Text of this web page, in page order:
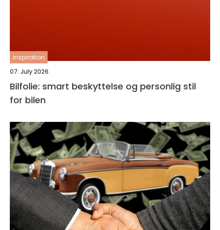
inspiration
07. July 2026
Bilfolie: smart beskyttelse og personlig stil
for bilen